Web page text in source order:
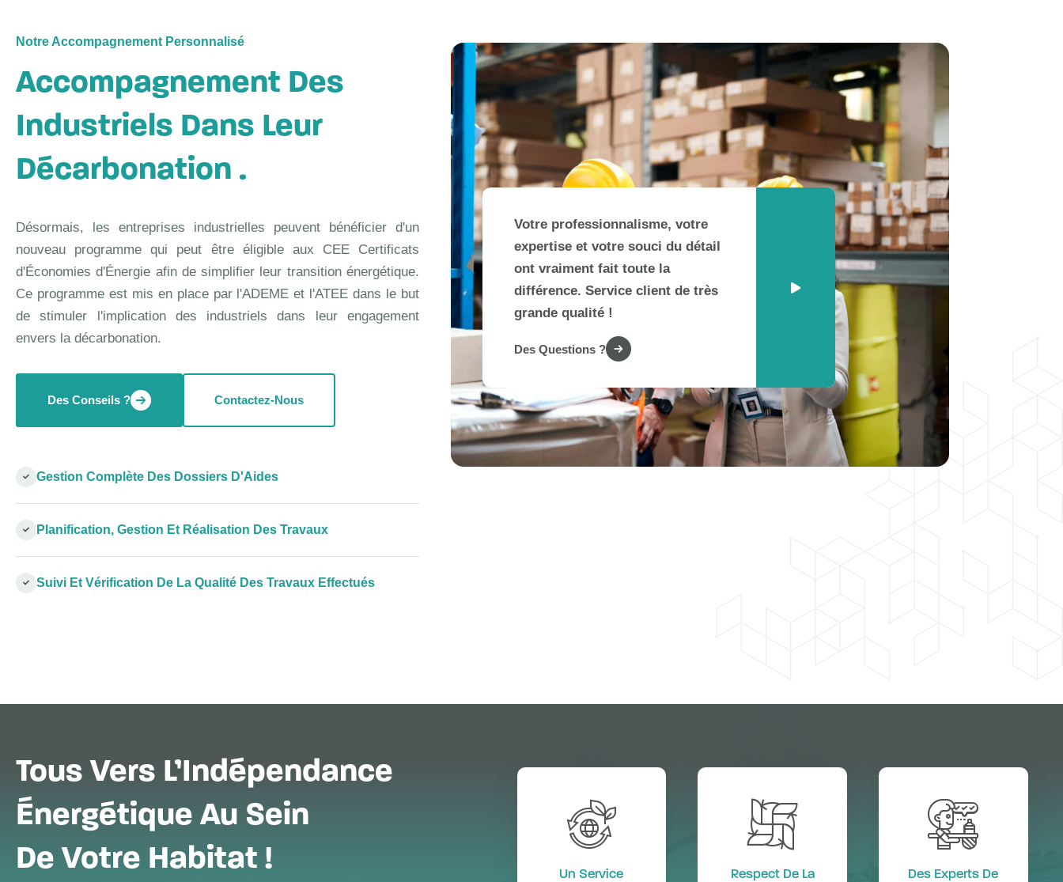
Notre Accompagnement Personnalisé
Accompagnement Des
Industriels Dans Leur
Décarbonation .
Désormais, les entreprises industrielles peuvent bénéficier d'un
nouveau programme qui peut être éligible aux CEE Certificats
d'Économies d'Énergie afin de simplifier leur transition énergétique.
Ce programme est mis en place par l'ADEME et l'ATEE dans le but
de stimuler l'implication des industriels dans leur engagement
envers la décarbonation.
Des Conseils ? Contactez-Nous
Gestion Complète Des Dossiers D'Aides
Planification, Gestion Et Réalisation Des Travaux
Suivi Et Vérification De La Qualité Des Travaux Effectués
Votre professionnalisme, votre
expertise et votre souci du détail
ont vraiment fait toute la
différence. Service client de très
grande qualité !
Des Questions ?
Tous Vers L’Indépendance
Énergétique Au Sein
De Votre Habitat !
Un Service
Respect De La
Des Experts De